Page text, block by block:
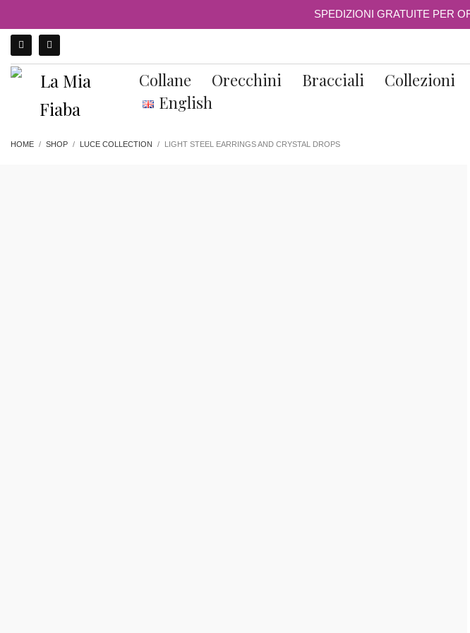
SPEDIZIONI GRATUITE PER
Collane Orecchini Bracciali Collezioni
English
HOME SHOP LUCE COLLECTION LIGHT STEEL EARRINGS AND CRYSTAL DROPS